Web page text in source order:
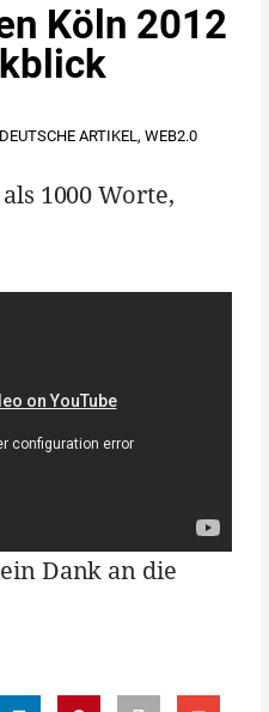
Köln 2012
DEUTSCHE ARTIKEL, WEB2.0
1000 Worte,
Dank an die